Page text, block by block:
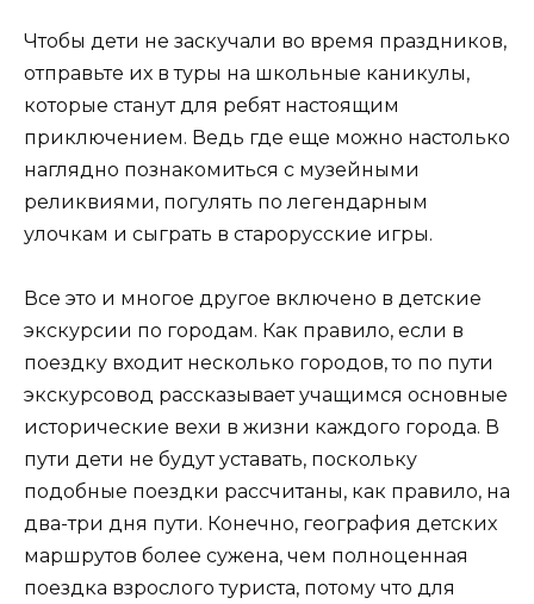
Чтобы дети не заскучали во время праздников,
отправьте их в туры на школьные каникулы,
которые станут для ребят настоящим
приключением. Ведь где еще можно настолько
наглядно познакомиться с музейными
реликвиями, погулять по легендарным
улочкам и сыграть в старорусские игры.
Все это и многое другое включено в детские
экскурсии по городам. Как правило, если в
поездку входит несколько городов, то по пути
экскурсовод рассказывает учащимся основные
исторические вехи в жизни каждого города. В
пути дети не будут уставать, поскольку
подобные поездки рассчитаны, как правило, на
два-три дня пути. Конечно, география детских
маршрутов более сужена, чем полноценная
поездка взрослого туриста, потому что для